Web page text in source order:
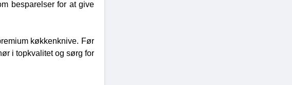
besparelser for at give
køkkenknive. Før
i topkvalitet og sørg for